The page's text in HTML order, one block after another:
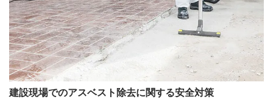
建設現場でのアスベスト除去に関する安全対策